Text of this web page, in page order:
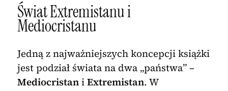
Świat Extremistanu i
Mediocristanu
Jedną z najważniejszych koncepcji książki
jest podział świata na dwa „państwa” –
MediocristaniExtremistan. W